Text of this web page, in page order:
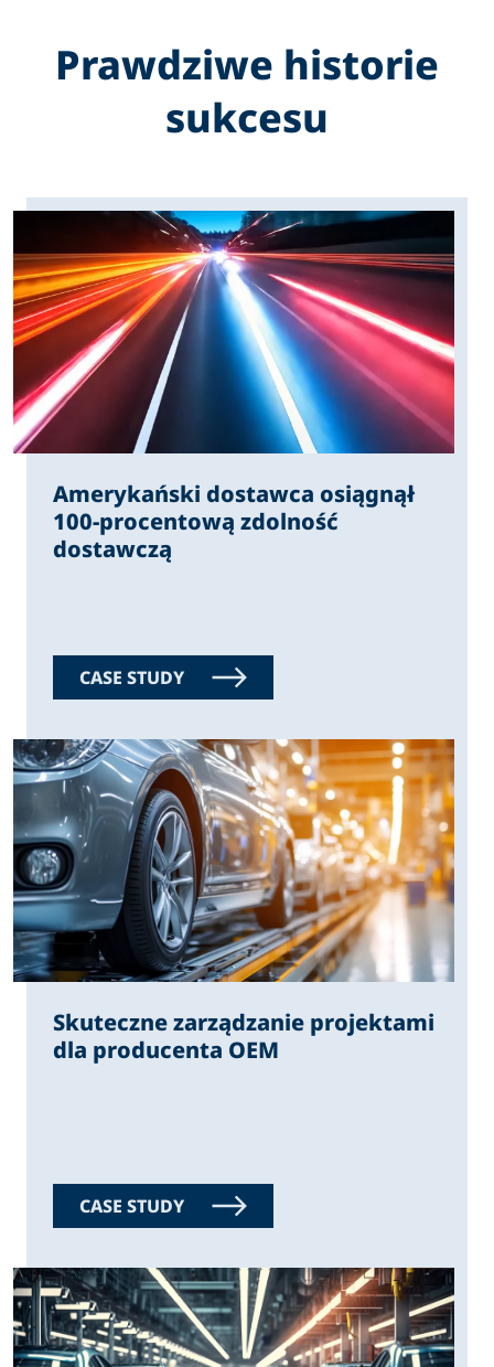
Prawdziwe historie
sukcesu
Amerykański dostawca osiągnął
100-procentową zdolność
dostawczą
CASE STUDY
Skuteczne zarządzanie projektami
dla producenta OEM
CASE STUDY